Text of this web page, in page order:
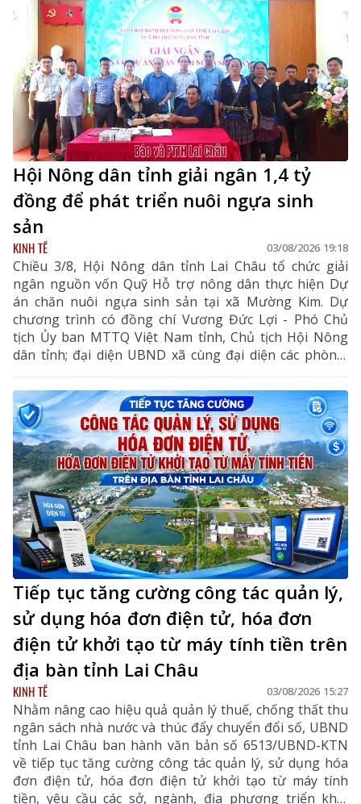
Hội Nông dân tỉnh giải ngân 1,4 tỷ
đồng để phát triển nuôi ngựa sinh
sản
KINH TẾ 03/08/2026 19:18
Chiều 3/8, Hội Nông dân tỉnh Lai Châu tổ chức giải
ngân nguồn vốn Quỹ Hỗ trợ nông dân thực hiện Dự
án chăn nuôi ngựa sinh sản tại xã Mường Kim. Dự
chương trình có đồng chí Vương Đức Lợi - Phó Chủ
tịch Ủy ban MTTQ Việt Nam tỉnh, Chủ tịch Hội Nông
dân tỉnh; đại diện UBND xã cùng đại diện các phòng,
ban chuyên môn, Hội Nông dân xã và các hội viên
tham gia dự án.
Tiếp tục tăng cường công tác quản lý,
sử dụng hóa đơn điện tử, hóa đơn
điện tử khởi tạo từ máy tính tiền trên
địa bàn tỉnh Lai Châu
KINH TẾ 03/08/2026 15:27
Nhằm nâng cao hiệu quả quản lý thuế, chống thất thu
ngân sách nhà nước và thúc đẩy chuyển đổi số, UBND
tỉnh Lai Châu ban hành văn bản số 6513/UBND-KTN
về tiếp tục tăng cường công tác quản lý, sử dụng hóa
đơn điện tử, hóa đơn điện tử khởi tạo từ máy tính
tiền, yêu cầu các sở, ngành, địa phương triển khai